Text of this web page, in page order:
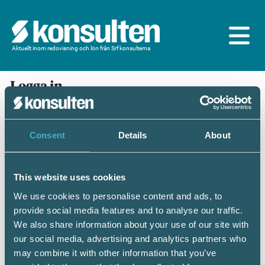
Consent Details About
This website uses cookies
We use cookies to personalise content and ads, to
provide social media features and to analyse our traffic.
We also share information about your use of our site with
our social media, advertising and analytics partners who
may combine it with other information that you’ve
Aktuellt inom redovisning och lön från Srf konsulterna
Logga in
En prenumeration ingår för dig som är
medlem/ansluten till Srf konsulterna. Du loggar in
med BankID eller samma lösenord som du har på
Mobilt BankID
Personnummer(ÅÅÅÅMMDDNNNN)